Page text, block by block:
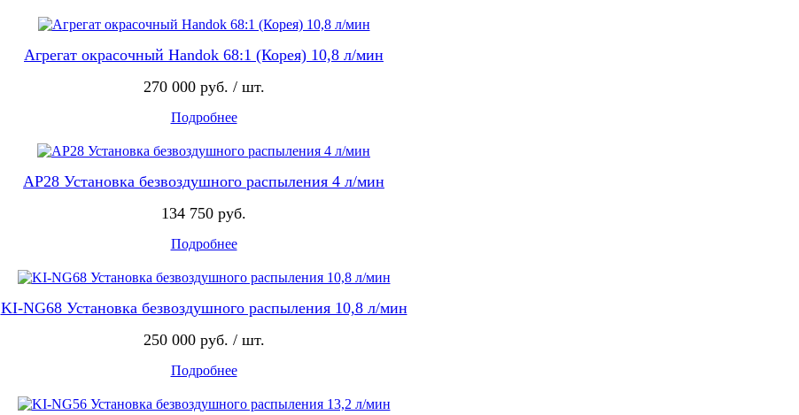
Агрегат окрасочный Handok 68:1 (Корея) 10,8 л/мин
270 000 руб. / шт.
Подробнее
AP28 Установка безвоздушного распыления 4 л/мин
134 750 руб.
Подробнее
KI-NG68 Установка безвоздушного распыления 10,8 л/мин
250 000 руб. / шт.
Подробнее